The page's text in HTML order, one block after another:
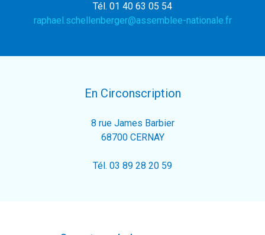
Tél. 01 40 63 05 54
raphael.schellenberger@assemblee-nationale.fr
En Circonscription
8 rue James Barbier
68700 CERNAY
Tél. 03 89 28 20 59